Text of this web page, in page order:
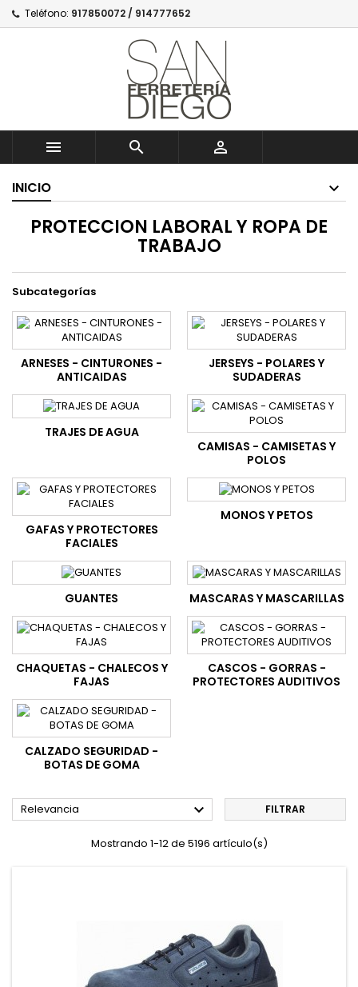
Teléfono: 917850072 / 914777652
  
INICIO
PROTECCION LABORAL Y ROPA DE
TRABAJO
Subcategorías
ARNESES - CINTURONES -
ANTICAIDAS
JERSEYS - POLARES Y
SUDADERAS
TRAJES DE AGUA
CAMISAS - CAMISETAS Y
POLOS
GAFAS Y PROTECTORES
FACIALES
MONOS Y PETOS
GUANTES MASCARAS Y MASCARILLAS
CHAQUETAS - CHALECOS Y
FAJAS
CASCOS - GORRAS -
PROTECTORES AUDITIVOS
CALZADO SEGURIDAD -
BOTAS DE GOMA
Relevancia  FILTRAR
Mostrando 1-12 de 5196 artículo(s)